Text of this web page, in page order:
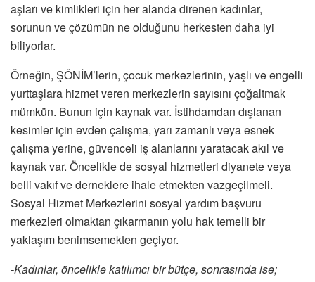
aşları ve kimlikleri için her alanda direnen kadınlar,
sorunun ve çözümün ne olduğunu herkesten daha iyi
biliyorlar.
Örneğin, ŞÖNİM’lerin, çocuk merkezlerinin, yaşlı ve engelli
yurttaşlara hizmet veren merkezlerin sayısını çoğaltmak
mümkün. Bunun için kaynak var. İstihdamdan dışlanan
kesimler için evden çalışma, yarı zamanlı veya esnek
çalışma yerine, güvenceli iş alanlarını yaratacak akıl ve
kaynak var. Öncelikle de sosyal hizmetleri diyanete veya
belli vakıf ve derneklere ihale etmekten vazgeçilmeli.
Sosyal Hizmet Merkezlerini sosyal yardım başvuru
merkezleri olmaktan çıkarmanın yolu hak temelli bir
yaklaşım benimsemekten geçiyor.
-Kadınlar, öncelikle katılımcı bir bütçe, sonrasında ise;